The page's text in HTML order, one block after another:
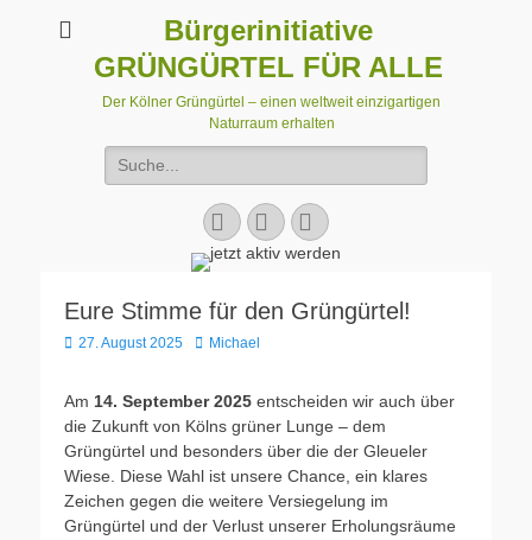
Bürgerinitiative
GRÜNGÜRTEL FÜR ALLE
Der Kölner Grüngürtel – einen weltweit einzigartigen
Naturraum erhalten
Suchen
nach:
Facebook
E-
Mail
Instagram
Eure Stimme für den Grüngürtel!
Veröffentlicht
27. August 2025 AutorMichael
Am 14. September 2025 entscheiden wir auch über
die Zukunft von Kölns grüner Lunge – dem
Grüngürtel und besonders über die der Gleueler
Wiese. Diese Wahl ist unsere Chance, ein klares
Zeichen gegen die weitere Versiegelung im
Grüngürtel und der Verlust unserer Erholungsräume